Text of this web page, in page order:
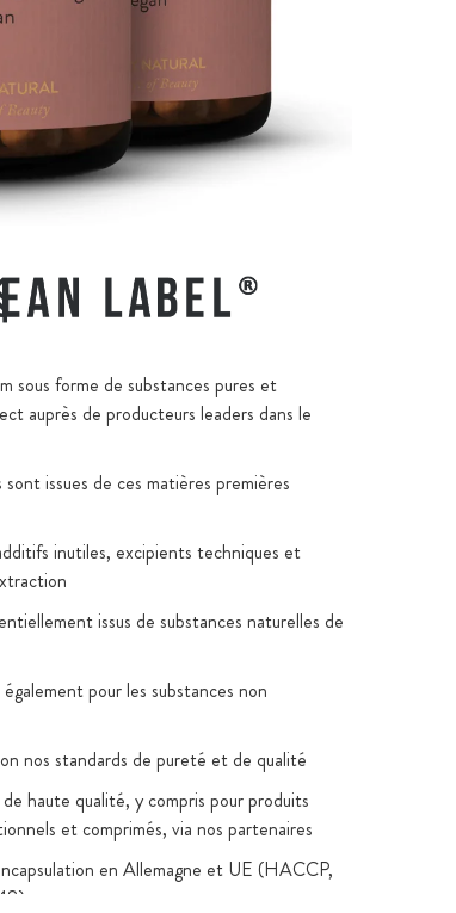
sous forme de substances pures et
auprès de producteurs leaders dans le
issues de ces matières premières
inutiles, excipients techniques et
issus de substances naturelles de
pour les substances non
nos standards de pureté et de qualité
haute qualité, y compris pour produits
et comprimés, via nos partenaires
en Allemagne et UE (HACCP,